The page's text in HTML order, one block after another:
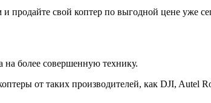
продайте свой коптер по выгодной цене уже
на более совершенную технику.
от таких производителей, как DJI, Autel